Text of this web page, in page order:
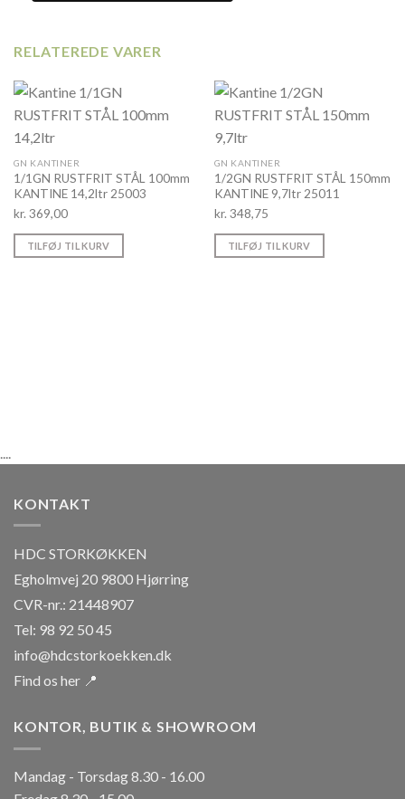
RELATEREDE VARER
GN KANTINER
1/1GN RUSTFRIT STÅL 100mm
KANTINE 14,2ltr 25003
kr. 369,00
TILFØJ TIL KURV
GN KANTINER
1/2GN RUSTFRIT STÅL 150mm
KANTINE 9,7ltr 25011
kr. 348,75
TILFØJ TIL KURV
....
KONTAKT
HDC STORKØKKEN
Egholmvej 20 9800 Hjørring
CVR-nr.: 21448907
Tel: 98 92 50 45
info@hdcstorkoekken.dk
Find os her 📍
KONTOR, BUTIK & SHOWROOM
Mandag - Torsdag 8.30 - 16.00